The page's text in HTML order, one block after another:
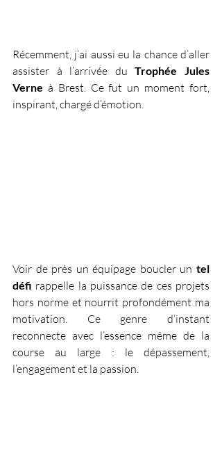
Récemment, j’ai aussi eu la chance d’aller
assister à l’arrivée du Trophée Jules
Verne à Brest. Ce fut un moment fort,
inspirant, chargé d’émotion.
Voir de près un équipage boucler un tel
défi rappelle la puissance de ces projets
hors norme et nourrit profondément ma
motivation. Ce genre d’instant
reconnecte avec l’essence même de la
course au large : le dépassement,
l’engagement et la passion.